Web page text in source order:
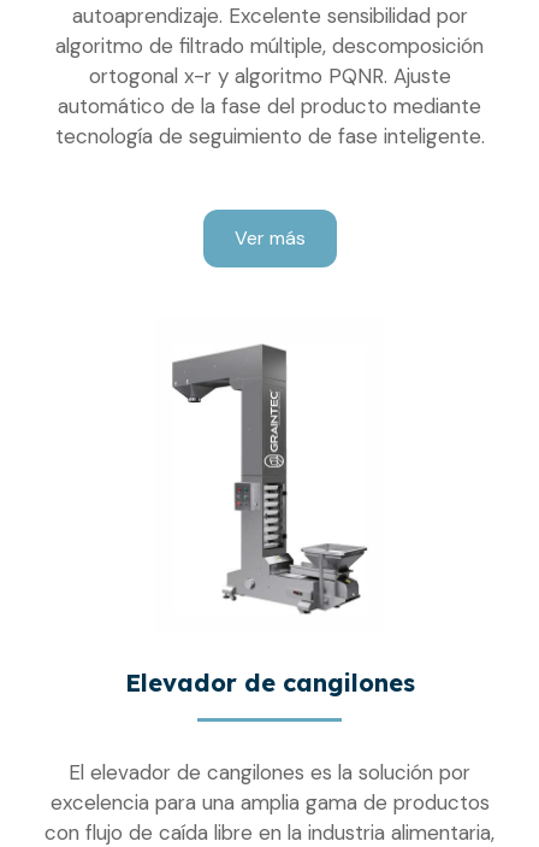
autoaprendizaje. Excelente sensibilidad por
algoritmo de filtrado múltiple, descomposición
ortogonal x-r y algoritmo PQNR. Ajuste
automático de la fase del producto mediante
tecnología de seguimiento de fase inteligente.
Ver más
Elevador de cangilones
El elevador de cangilones es la solución por
excelencia para una amplia gama de productos
con flujo de caída libre en la industria alimentaria,